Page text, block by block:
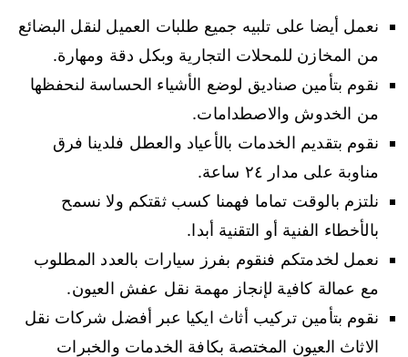
نعمل أيضا على تلبيه جميع طلبات العميل لنقل البضائع
من المخازن للمحلات التجارية وبكل دقة ومهارة.
نقوم بتأمين صناديق لوضع الأشياء الحساسة لنحفظها
من الخدوش والاصطدامات.
نقوم بتقديم الخدمات بالأعياد والعطل فلدينا فرق
مناوبة على مدار ٢٤ ساعة.
نلتزم بالوقت تماما فهمنا كسب ثقتكم ولا نسمح
بالأخطاء الفنية أو التقنية أبدا.
نعمل لخدمتكم فنقوم بفرز سيارات بالعدد المطلوب
مع عمالة كافية لإنجاز مهمة نقل عفش العيون.
نقوم بتأمين تركيب أثاث ايكيا عبر أفضل شركات نقل
الاثاث العيون المختصة بكافة الخدمات والخبرات